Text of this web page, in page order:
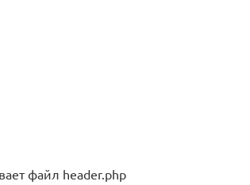
файл header.php